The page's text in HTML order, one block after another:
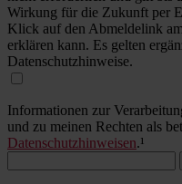
Wirkung für die Zukunft per
Klick auf den Abmeldelink
erklären kann. Es gelten
Datenschutzhinweise.
Informationen zur
und zu meinen Rechten als
Datenschutzhinweisen.¹